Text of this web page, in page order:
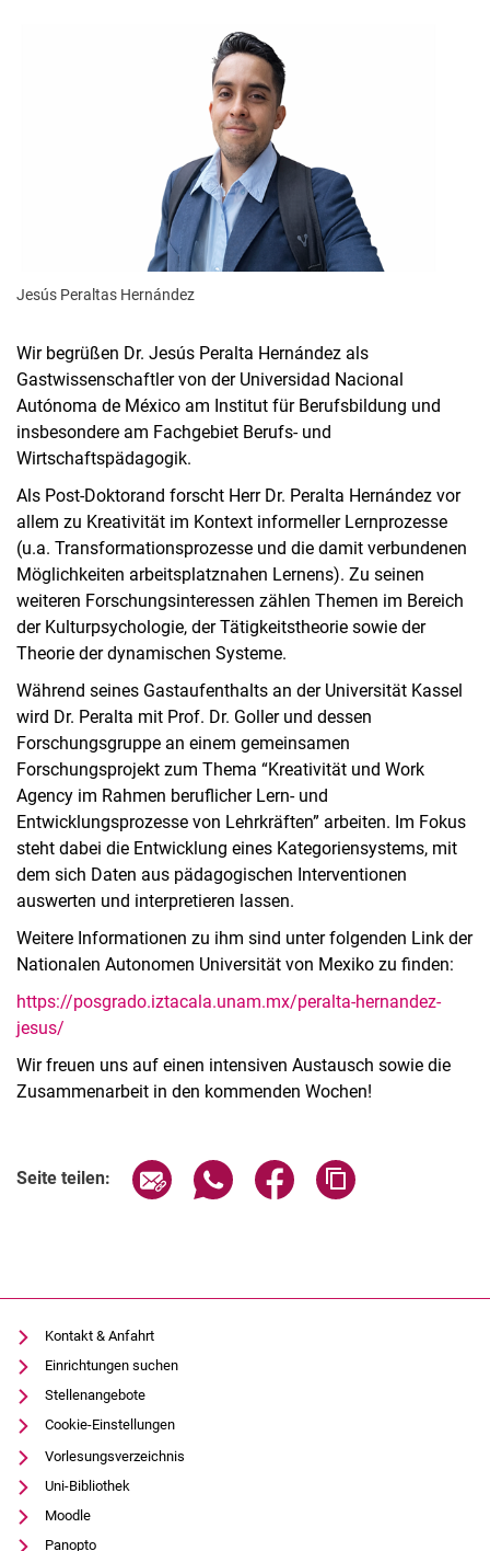
Jesús Peraltas Hernández
Wir begrüßen Dr. Jesús Peralta Hernández als
Gastwissenschaftler von der Universidad Nacional
Autónoma de México am Institut für Berufsbildung und
insbesondere am Fachgebiet Berufs- und
Wirtschaftspädagogik.
Als Post-Doktorand forscht Herr Dr. Peralta Hernández vor
allem zu Kreativität im Kontext informeller Lernprozesse
(u.a. Transformationsprozesse und die damit verbundenen
Möglichkeiten arbeitsplatznahen Lernens). Zu seinen
weiteren Forschungsinteressen zählen Themen im Bereich
der Kulturpsychologie, der Tätigkeitstheorie sowie der
Theorie der dynamischen Systeme.
Während seines Gastaufenthalts an der Universität Kassel
wird Dr. Peralta mit Prof. Dr. Goller und dessen
Forschungsgruppe an einem gemeinsamen
Forschungsprojekt zum Thema “Kreativität und Work
Agency im Rahmen beruflicher Lern- und
Entwicklungsprozesse von Lehrkräften” arbeiten. Im Fokus
steht dabei die Entwicklung eines Kategoriensystems, mit
dem sich Daten aus pädagogischen Interventionen
auswerten und interpretieren lassen.
Weitere Informationen zu ihm sind unter folgenden Link der
Nationalen Autonomen Universität von Mexiko zu finden:
https://posgrado.iztacala.unam.mx/peralta-hernandez-
jesus/
Wir freuen uns auf einen intensiven Austausch sowie die
Zusammenarbeit in den kommenden Wochen!
Seite teilen: Seite über E-Mail teilen
Seite über WhatsApp teilen
Seite über Facebook
Kontakt & Anfahrt
Einrichtungen suchen
Stellenangebote
Cookie-Einstellungen
Vorlesungsverzeichnis
Uni-Bibliothek
Moodle
Panopto